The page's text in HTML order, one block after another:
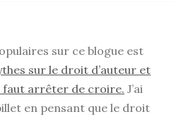
sur ce blogue est
sur le droit d’auteur et
faut arrêter de croire. J’ai
en pensant que le droit